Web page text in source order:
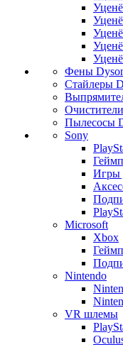
Фены
Стайлеры
Пылесосы
Sony
Игры
Microsoft
Xbox
Nintendo
VR шлемы